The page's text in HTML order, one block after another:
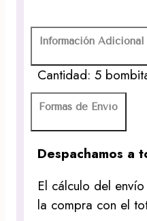
Información Adicional
Cantidad: 5
Formas de Envío
Despachamos a
El cálculo del
la compra con el